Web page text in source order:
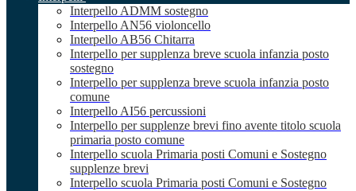
Interpello ADMM sostegno
Interpello AN56 violoncello
Interpello AB56 Chitarra
Interpello per supplenza breve scuola infanzia posto
sostegno
Interpello per supplenza breve scuola infanzia posto
comune
Interpello AI56 percussioni
Interpello per supplenze brevi fino avente titolo scuola
primaria posto comune
Interpello scuola Primaria posti Comuni e Sostegno
supplenze brevi
Interpello scuola Primaria posti Comuni e Sostegno